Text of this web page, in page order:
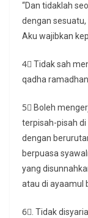
“Dan tidaklah
dengan
Aku wajibkan
4⃣ Tidak sah
qadha
5⃣ Boleh
terpisah-pisah
dengan
berpuasa
yang
atau di ayaamul
6⃣. Tidak